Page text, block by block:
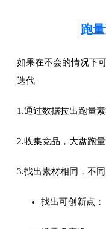
跑
如果在不会的情况下
迭代
1.通过数据拉出跑量
2.收集竞品，大盘跑
3.找出素材相同，不
找出可创新点：